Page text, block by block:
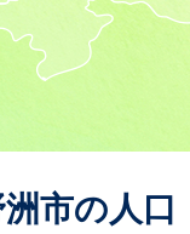
市の人口